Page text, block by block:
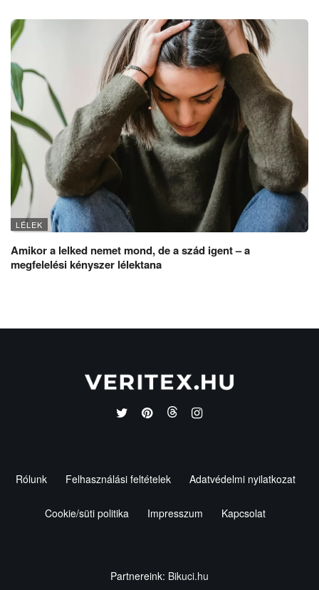
LÉLEK
Amikor a lelked nemet mond, de a szád igent – a
megfelelési kényszer lélektana
Rólunk Felhasználási feltételek Adatvédelmi nyilatkozat
Cookie/süti politika Impresszum Kapcsolat
Partnereink: Bikuci.hu